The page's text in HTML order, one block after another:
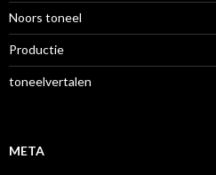
Noors toneel
Productie
toneelvertalen
META